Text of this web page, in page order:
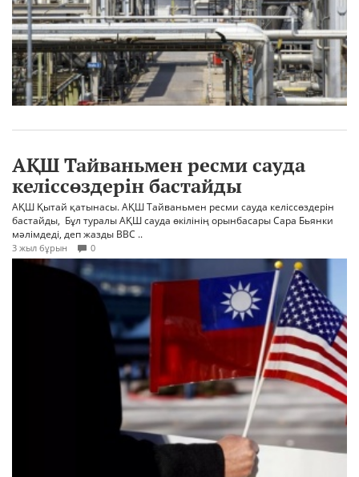
АҚШ Тайваньмен ресми сауда
келіссөздерін бастайды
АҚШ Қытай қатынасы. АҚШ Тайваньмен ресми сауда келіссөздерін
бастайды, Бұл туралы АҚШ сауда өкілінің орынбасары Сара Бьянки
мәлімдеді, деп жазды BBC ..
3 жыл бұрын 0